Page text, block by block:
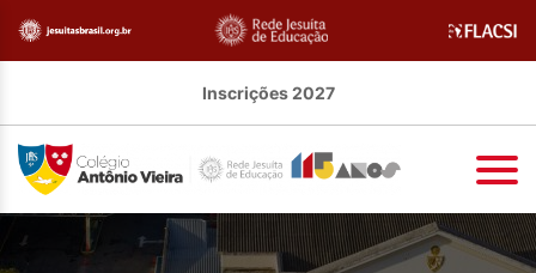
Inscrições 2027